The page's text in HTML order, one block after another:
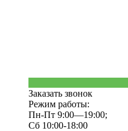
Заказать звонок
Режим работы:
Пн-Пт 9:00—19:00;
Сб 10:00-18:00